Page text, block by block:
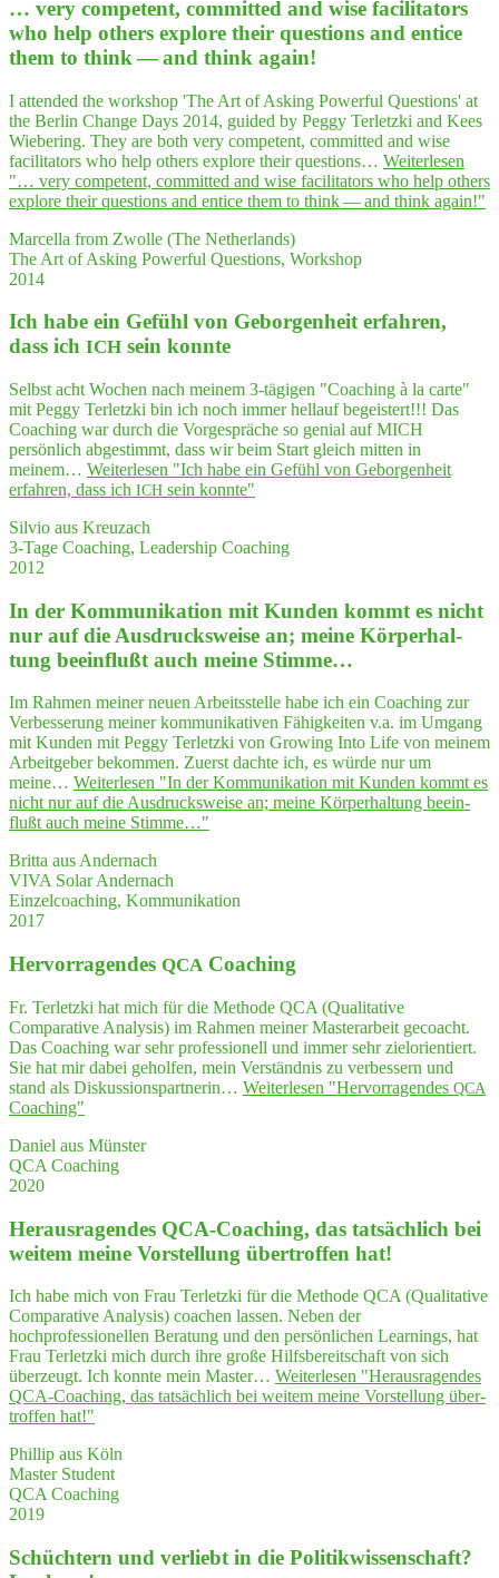
… very com­pe­tent, com­mit­ted and wise faci­li­ta­tors
who help others explo­re their ques­ti­ons and enti­ce
them to think — and think again!
I attended the workshop 'The Art of Asking Powerful Questions' at
the Berlin Change Days 2014, guided by Peggy Terletzki and Kees
Wiebering. They are both very competent, committed and wise
facilitators who help others explore their questions… Weiterlesen
"… very com­pe­tent, com­mit­ted and wise faci­li­ta­tors who help others
explo­re their ques­ti­ons and enti­ce them to think — and think again!"
Marcella from Zwolle (The Netherlands)
The Art of Asking Powerful Questions, Workshop
2014
Ich habe ein Gefühl von Gebor­gen­heit erfah­ren,
dass ich ICH sein konnte
Selbst acht Wochen nach meinem 3-tägigen "Coaching à la carte"
mit Peggy Terletzki bin ich noch immer hellauf begeistert!!! Das
Coaching war durch die Vorgespräche so genial auf MICH
persönlich abgestimmt, dass wir beim Start gleich mitten in
meinem… Weiterlesen "Ich habe ein Gefühl von Gebor­gen­heit
erfah­ren, dass ich ICH sein konnte"
Silvio aus Kreuzach
3-Tage Coaching, Leadership Coaching
2012
In der Kom­mu­ni­ka­ti­on mit Kun­den kommt es nicht
nur auf die Aus­drucks­wei­se an; mei­ne Kör­per­hal­
tung beein­flußt auch mei­ne Stimme…
Im Rahmen meiner neuen Arbeitsstelle habe ich ein Coaching zur
Verbesserung meiner kommunikativen Fähigkeiten v.a. im Umgang
mit Kunden mit Peggy Terletzki von Growing Into Life von meinem
Arbeitgeber bekommen. Zuerst dachte ich, es würde nur um
meine… Weiterlesen "In der Kom­mu­ni­ka­ti­on mit Kun­den kommt es
nicht nur auf die Aus­drucks­wei­se an; mei­ne Kör­per­hal­tung beein­
flußt auch mei­ne Stimme…"
Britta aus Andernach
VIVA Solar Andernach
Einzelcoaching, Kommunikation
2017
Her­vor­ra­gen­des QCA Coaching
Fr. Terletzki hat mich für die Methode QCA (Qualitative
Comparative Analysis) im Rahmen meiner Masterarbeit gecoacht.
Das Coaching war sehr professionell und immer sehr zielorientiert.
Sie hat mir dabei geholfen, mein Verständnis zu verbessern und
stand als Diskussionspartnerin… Weiterlesen "Her­vor­ra­gen­des QCA
Coaching"
Daniel aus Münster
QCA Coaching
2020
Her­aus­ra­gen­des QCA-Coa­ching, das tat­säch­lich bei
wei­tem mei­ne Vor­stel­lung über­trof­fen hat!
Ich habe mich von Frau Terletzki für die Methode QCA (Qualitative
Comparative Analysis) coachen lassen. Neben der
hochprofessionellen Beratung und den persönlichen Learnings, hat
Frau Terletzki mich durch ihre große Hilfsbereitschaft von sich
überzeugt. Ich konnte mein Master… Weiterlesen "Her­aus­ra­gen­des
QCA-Coa­ching, das tat­säch­lich bei wei­tem mei­ne Vor­stel­lung über­
trof­fen hat!"
Phillip aus Köln
Master Student
QCA Coaching
2019
Schüch­tern und ver­liebt in die Poli­tik­wis­sen­schaft?